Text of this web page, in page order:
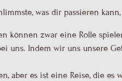
was dir passieren
können zwar eine Rolle
uns. Indem wir uns unsere
aber es ist eine Reise, die es